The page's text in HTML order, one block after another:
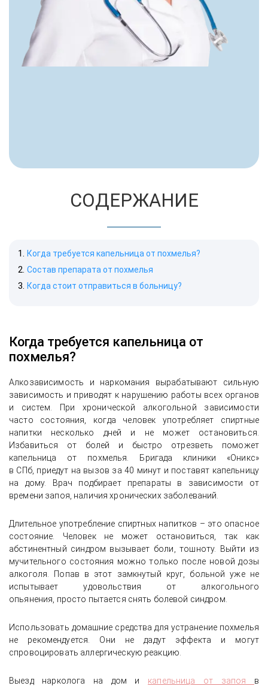
СОДЕРЖАНИЕ
Когда требуется капельница от похмелья?
Состав препарата от похмелья
Когда стоит отправиться в больницу?
Когда требуется капельница от
похмелья?
Алкозависимость и наркомания вырабатывают сильную
зависимость и приводят к нарушению работы всех органов
и систем. При хронической алкогольной зависимости
часто состояния, когда человек употребляет спиртные
напитки несколько дней и не может остановиться.
Избавиться от болей и быстро отрезветь поможет
капельница от похмелья. Бригада клиники «Оникс»
в СПб, приедут на вызов за 40 минут и поставят капельницу
на дому. Врач подбирает препараты в зависимости от
времени запоя, наличия хронических заболеваний.
Длительное употребление спиртных напитков – это опасное
состояние. Человек не может остановиться, так как
абстинентный синдром вызывает боли, тошноту. Выйти из
мучительного состояния можно только после новой дозы
алкоголя. Попав в этот замкнутый круг, больной уже не
испытывает удовольствия от алкогольного
опьянения, просто пытается снять болевой синдром.
Использовать домашние средства для устранение похмелья
не рекомендуется. Они не дадут эффекта и могут
спровоцировать аллергическую реакцию.
Выезд нарколога на дом и капельница от запоя в